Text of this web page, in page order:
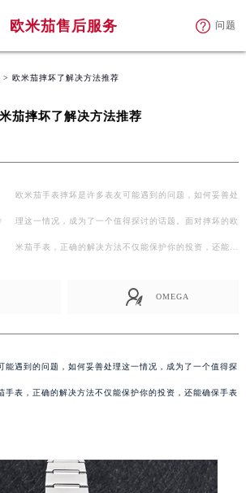
欧米茄售后服务 问题
> 欧米茄摔坏了解决方法推荐
茄摔坏了解决方法推荐
欧米茄手表摔坏是许多表友可能遇到的问题，如何妥善处
理这一情况，成为了一个值得探讨的话题。面对摔坏的欧
米茄手表，正确的解决方法不仅能保护你的投资，还能
OMEGA
能遇到的问题，如何妥善处理这一情况，成为了一个值得探
手表，正确的解决方法不仅能保护你的投资，还能确保手表